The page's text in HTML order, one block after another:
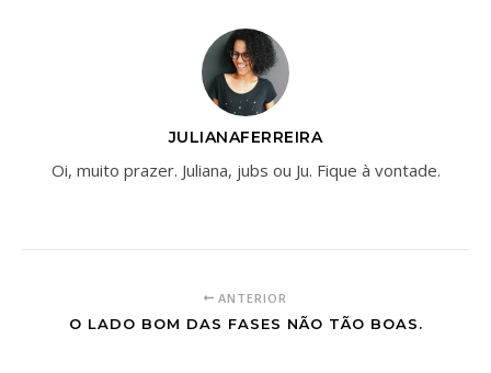
JULIANAFERREIRA
Oi, muito prazer. Juliana, jubs ou Ju. Fique à vontade.
ANTERIOR
O LADO BOM DAS FASES NÃO TÃO BOAS.